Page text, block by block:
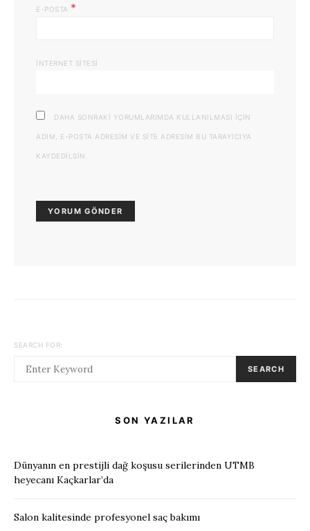
E-POSTA *
İNTERNET SITESI
DAHA SONRAKI YORUMLARIMDA KULLANILMASI IÇIN
ADIM, E-POSTA ADRESIM VE SITE ADRESIM BU TARAYICIYA
KAYDEDILSIN.
SEARCH FOR:
SEARCH
SON YAZILAR
Dünyanın en prestijli dağ koşusu serilerinden UTMB
heyecanı Kaçkarlar’da
Salon kalitesinde profesyonel saç bakımı